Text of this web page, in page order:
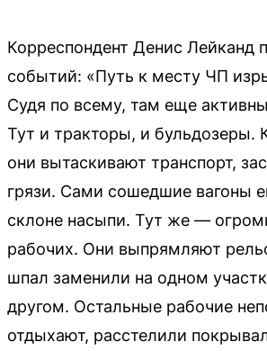
Корреспондент Денис Лейканд
событий: «Путь к месту ЧП
Судя по всему, там еще
Тут и тракторы, и бульдозеры.
они вытаскивают транспорт,
грязи. Сами сошедшие вагоны
склоне насыпи. Тут же —
рабочих. Они выпрямляют
шпал заменили на одном
другом. Остальные рабочие
отдыхают, расстелили